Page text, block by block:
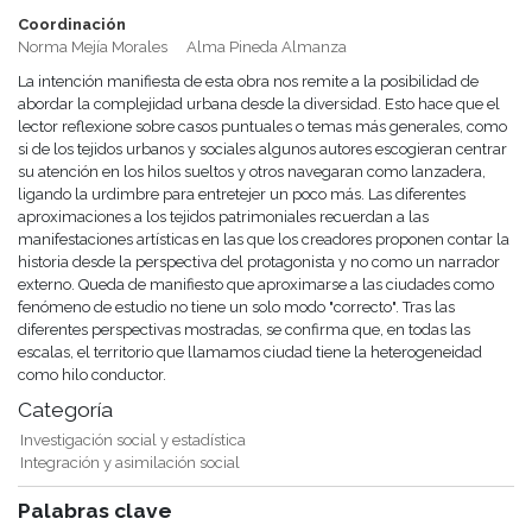
Coordinación
Norma Mejía Morales
Alma Pineda Almanza
La intención manifiesta de esta obra nos remite a la posibilidad de
abordar la complejidad urbana desde la diversidad. Esto hace que el
lector reflexione sobre casos puntuales o temas más generales, como
si de los tejidos urbanos y sociales algunos autores escogieran centrar
su atención en los hilos sueltos y otros navegaran como lanzadera,
ligando la urdimbre para entretejer un poco más. Las diferentes
aproximaciones a los tejidos patrimoniales recuerdan a las
manifestaciones artísticas en las que los creadores proponen contar la
historia desde la perspectiva del protagonista y no como un narrador
externo. Queda de manifiesto que aproximarse a las ciudades como
fenómeno de estudio no tiene un solo modo "correcto". Tras las
diferentes perspectivas mostradas, se confirma que, en todas las
escalas, el territorio que llamamos ciudad tiene la heterogeneidad
como hilo conductor.
Categoría
Investigación social y estadística
Integración y asimilación social
Palabras clave